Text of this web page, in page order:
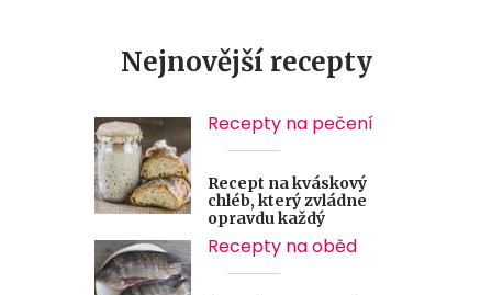
Nejnovější recepty
Recepty na pečení
Recept na kváskový
chléb, který zvládne
opravdu každý
Recepty na oběd